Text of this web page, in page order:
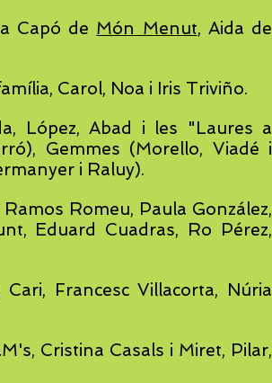
Capó de Món Menut, Aida de
Carol, Noa i Iris Triviño.
López, Abad i les "Laures a
Gemmes (Morello, Viadé i
i Raluy).
Romeu, Paula González,
Eduard Cuadras, Ro Pérez,
Francesc Villacorta, Núria
Cristina Casals i Miret, Pilar,